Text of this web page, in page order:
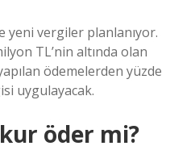
yeni vergiler planlanıyor.
TL’nin altında olan
ödemelerden yüzde
uygulayacak.
öder mi?